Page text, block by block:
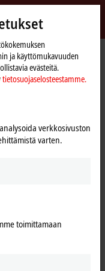
myBeckhoff
ja mukautamme
sisältö ladataan
ja käyttömukavuuden
evästeitä.
tietosuojaselosteestamme.
verkkosivuston
varten.
toimittamaan